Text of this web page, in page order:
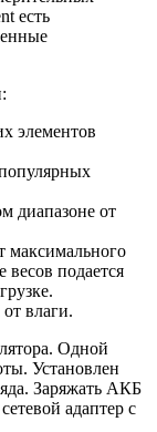
есть
элементов
диапазоне от
максимального
весов подается
влаги.
Одной
Установлен
Заряжать АКБ
адаптер с